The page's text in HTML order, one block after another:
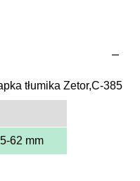
tłumika Zetor,C-385
62 mm